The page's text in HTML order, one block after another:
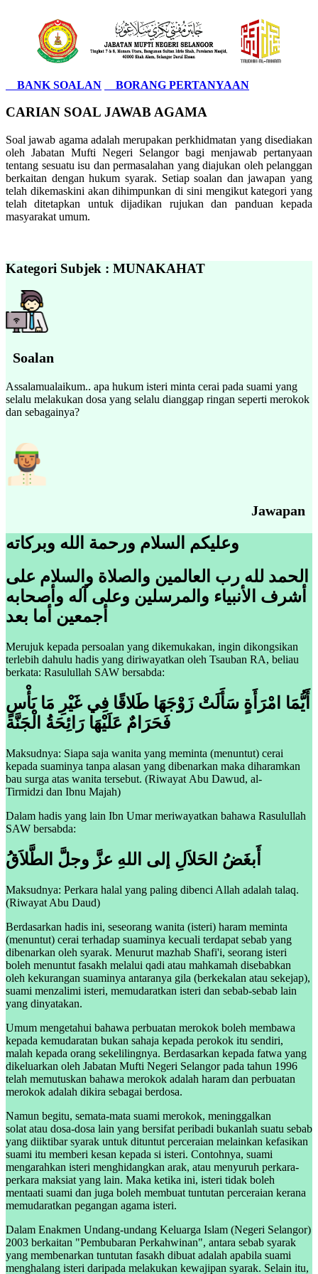
BANK SOALAN BORANG PERTANYAAN
CARIAN SOAL JAWAB AGAMA
Soal jawab agama adalah merupakan perkhidmatan yang disediakan
oleh Jabatan Mufti Negeri Selangor bagi menjawab pertanyaan
tentang sesuatu isu dan permasalahan yang diajukan oleh pelanggan
berkaitan dengan hukum syarak. Setiap soalan dan jawapan yang
telah dikemaskini akan dihimpunkan di sini mengikut kategori yang
telah ditetapkan untuk dijadikan rujukan dan panduan kepada
masyarakat umum.
Kategori Subjek : MUNAKAHAT
Soalan
Assalamualaikum.. apa hukum isteri minta cerai pada suami yang
selalu melakukan dosa yang selalu dianggap ringan seperti merokok
dan sebagainya?
Jawapan
وعليكم السلام ورحمة الله وبركاته
الحمد لله رب العالمين والصلاة والسلام على
أشرف الأنبياء والمرسلين وعلى آله وأصحابه
أجمعين أما بعد
Merujuk kepada persoalan yang dikemukakan, ingin dikongsikan
terlebih dahulu hadis yang diriwayatkan oleh Tsauban RA, beliau
berkata: Rasulullah SAW bersabda:
أَيُّمَا امْرَأَةٍ سَأَلَتْ زَوْجَهَا طَلاقًا فِي غَيْرِ مَا بَأْسٍ
Maksudnya: Siapa saja wanita yang meminta (menuntut) cerai
kepada suaminya tanpa alasan yang dibenarkan maka diharamkan
bau surga atas wanita tersebut. (Riwayat Abu Dawud, al-
Tirmidzi dan Ibnu Majah)
Dalam hadis yang lain Ibn Umar meriwayatkan bahawa Rasulullah
SAW bersabda:
أَبغَضُ الحَلاَلِ إلى اللهِ عزَّ وجلَّ الطَّلاَقُ
Maksudnya: Perkara halal yang paling dibenci Allah adalah talaq.
(Riwayat Abu Daud)
Berdasarkan hadis ini, seseorang wanita (isteri) haram meminta
(menuntut) cerai terhadap suaminya kecuali terdapat sebab yang
dibenarkan oleh syarak. Menurut mazhab Shafi'i, seorang isteri
boleh menuntut fasakh melalui qadi atau mahkamah disebabkan
oleh kekurangan suaminya antaranya gila (berkekalan atau sekejap),
suami menzalimi isteri, memudaratkan isteri dan sebab-sebab lain
yang dinyatakan.
Umum mengetahui bahawa perbuatan merokok boleh membawa
kepada kemudaratan bukan sahaja kepada perokok itu sendiri,
malah kepada orang sekelilingnya. Berdasarkan kepada fatwa yang
dikeluarkan oleh Jabatan Mufti Negeri Selangor pada tahun 1996
telah memutuskan bahawa merokok adalah haram dan perbuatan
merokok adalah dikira sebagai berdosa.
Namun begitu, semata-mata suami merokok, meninggalkan
solat atau dosa-dosa lain yang bersifat peribadi bukanlah suatu sebab
yang diiktibar syarak untuk dituntut perceraian melainkan kefasikan
suami itu memberi kesan kepada si isteri. Contohnya, suami
mengarahkan isteri menghidangkan arak, atau menyuruh perkara-
perkara maksiat yang lain. Maka ketika ini, isteri tidak boleh
mentaati suami dan juga boleh membuat tuntutan perceraian kerana
memudaratkan pegangan agama isteri.
Dalam Enakmen Undang-undang Keluarga Islam (Negeri Selangor)
2003 berkaitan "Pembubaran Perkahwinan", antara sebab syarak
yang membenarkan tuntutan fasakh dibuat adalah apabila suami
menghalang isteri daripada melakukan kewajipan syarak. Selain itu,